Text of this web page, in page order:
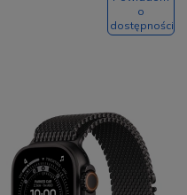
Milanese Loop M
o
dostępności